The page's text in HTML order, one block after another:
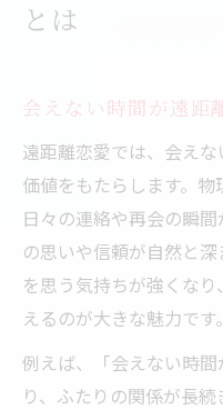
とは
会えない時間が遠距
遠距離恋愛では、会え
価値をもたらします。物
日々の連絡や再会の瞬
の思いや信頼が自然と
を思う気持ちが強くな
えるのが大きな魅力です。
例えば、「会えない時
り、ふたりの関係が長